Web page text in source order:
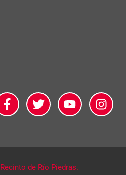
Recinto de Río Piedras.